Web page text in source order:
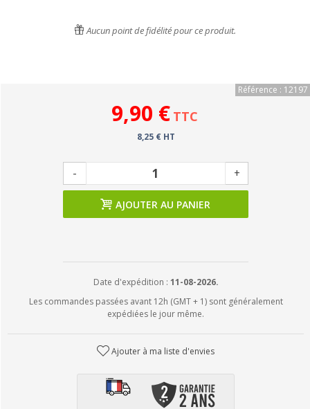
Aucun point de fidélité pour ce produit.
Référence : 12197
9,90 € TTC
8,25 € HT
- +
AJOUTER AU PANIER
Date d'expédition : 11-08-2026.
Les commandes passées avant 12h (GMT + 1) sont généralement
expédiées le jour même.
Ajouter à ma liste d'envies